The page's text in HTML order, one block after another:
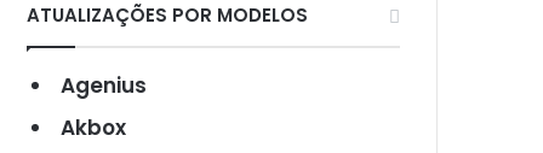
ATUALIZAÇÕES POR MODELOS
Agenius
Akbox